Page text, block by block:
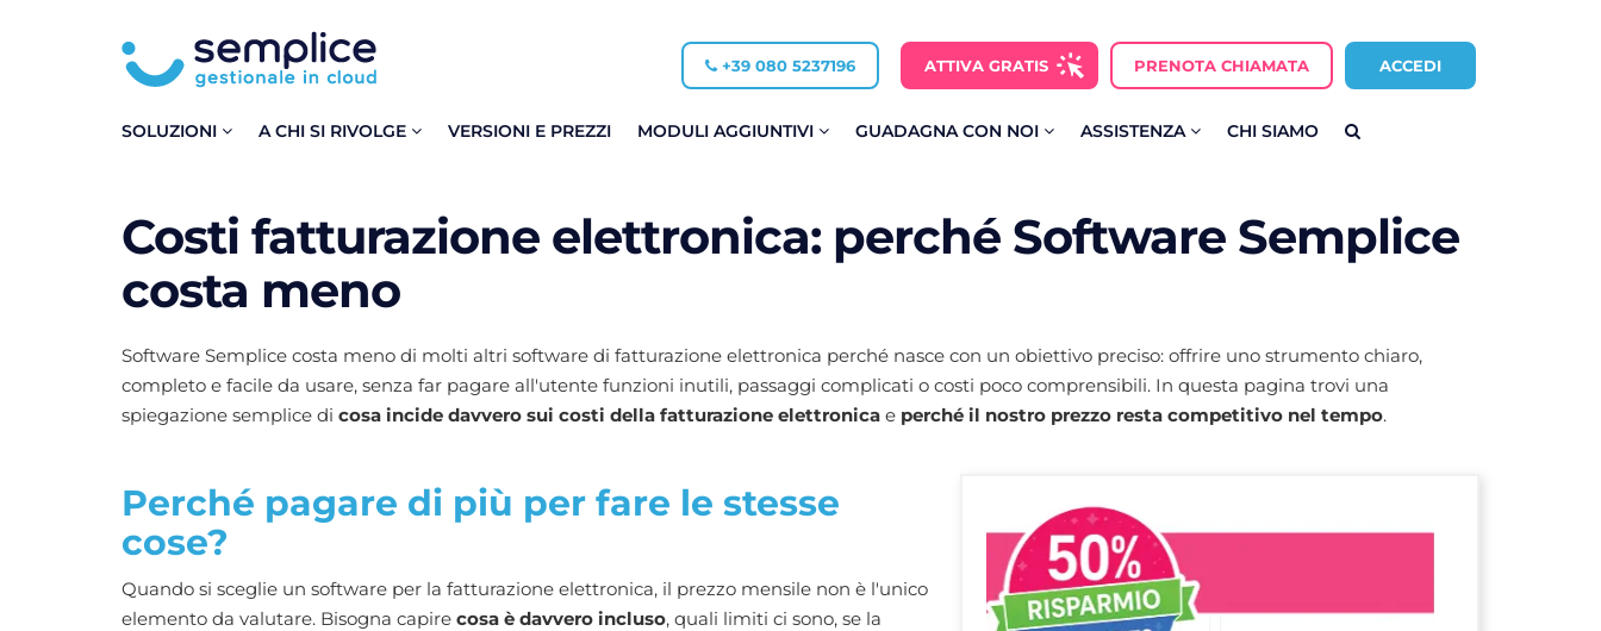
+39 080 5237196 ATTIVA GRATIS PRENOTA CHIAMATA ACCEDI
SOLUZIONI A CHI SI RIVOLGE VERSIONI E PREZZI MODULI AGGIUNTIVI GUADAGNA CON NOI ASSISTENZA CHI SIAMO
Costi fatturazione elettronica: perché Software Semplice
costa meno
Software Semplice costa meno di molti altri software di fatturazione elettronica perché nasce con un obiettivo preciso: offrire uno strumento chiaro,
completo e facile da usare, senza far pagare all'utente funzioni inutili, passaggi complicati o costi poco comprensibili. In questa pagina trovi una
spiegazione semplice di cosa incide davvero sui costi della fatturazione elettronica e perché il nostro prezzo resta competitivo nel tempo.
Perché pagare di più per fare le stesse
cose?
Quando si sceglie un software per la fatturazione elettronica, il prezzo mensile non è l'unico
elemento da valutare. Bisogna capire cosa è davvero incluso, quali limiti ci sono, se la